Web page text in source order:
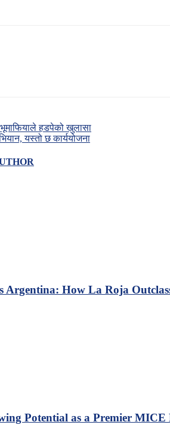
हडपेको खुलासा
यस्तो छ कार्ययोजना
Argentina: How La Roja
Potential as a Premier MICE